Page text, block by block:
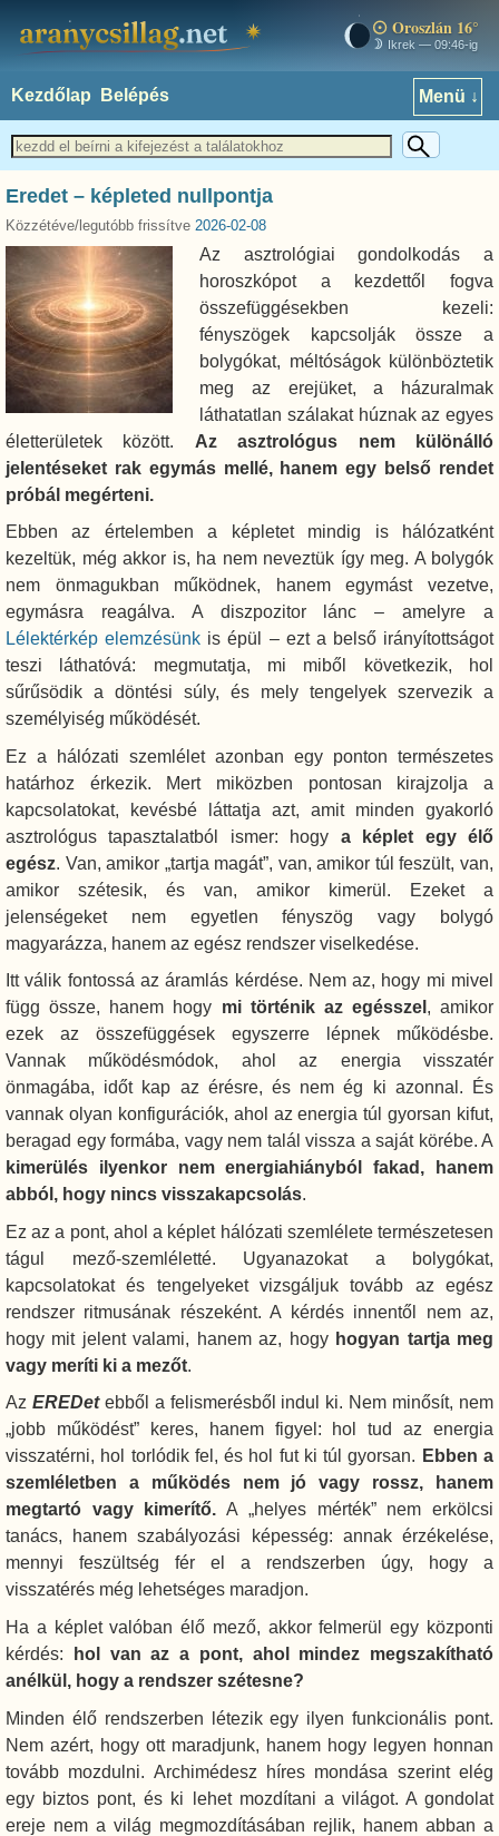
aranycsillag.net Oroszlán 16°
Ikrek — 09:46-ig
Kezdőlap Belépés Menü ↓
Eredet – képleted nullpontja
Közzétéve/legutóbb frissítve 2026-02-08
Az asztrológiai gondolkodás a
horoszkópot a kezdettől fogva
összefüggésekben kezeli:
fényszögek kapcsolják össze a
bolygókat, méltóságok különböztetik
meg az erejüket, a házuralmak
láthatatlan szálakat húznak az egyes
életterületek között. Az asztrológus nem különálló
jelentéseket rak egymás mellé, hanem egy belső rendet
próbál megérteni.
Ebben az értelemben a képletet mindig is hálózatként
kezeltük, még akkor is, ha nem neveztük így meg. A bolygók
nem önmagukban működnek, hanem egymást vezetve,
egymásra reagálva. A diszpozitor lánc – amelyre a
Lélektérkép elemzésünk is épül – ezt a belső irányítottságot
teszi láthatóvá: megmutatja, mi miből következik, hol
sűrűsödik a döntési súly, és mely tengelyek szervezik a
személyiség működését.
Ez a hálózati szemlélet azonban egy ponton természetes
határhoz érkezik. Mert miközben pontosan kirajzolja a
kapcsolatokat, kevésbé láttatja azt, amit minden gyakorló
asztrológus tapasztalatból ismer: hogy a képlet egy élő
egész. Van, amikor „tartja magát”, van, amikor túl feszült, van,
amikor szétesik, és van, amikor kimerül. Ezeket a
jelenségeket nem egyetlen fényszög vagy bolygó
magyarázza, hanem az egész rendszer viselkedése.
Itt válik fontossá az áramlás kérdése. Nem az, hogy mi mivel
függ össze, hanem hogy mi történik az egésszel , amikor
ezek az összefüggések egyszerre lépnek működésbe.
Vannak működésmódok, ahol az energia visszatér
önmagába, időt kap az érésre, és nem ég ki azonnal. És
vannak olyan konfigurációk, ahol az energia túl gyorsan kifut,
beragad egy formába, vagy nem talál vissza a saját körébe. A
kimerülés ilyenkor nem energiahiányból fakad, hanem
abból, hogy nincs visszakapcsolás.
Ez az a pont, ahol a képlet hálózati szemlélete természetesen
tágul mező-szemléletté. Ugyanazokat a bolygókat,
kapcsolatokat és tengelyeket vizsgáljuk tovább az egész
rendszer ritmusának részeként. A kérdés innentől nem az,
hogy mit jelent valami, hanem az, hogy hogyan tartja meg
vagy meríti ki a mezőt.
Az EREDet ebből a felismerésből indul ki. Nem minősít, nem
„jobb működést” keres, hanem figyel: hol tud az energia
visszatérni, hol torlódik fel, és hol fut ki túl gyorsan. Ebben a
szemléletben a működés nem jó vagy rossz, hanem
megtartó vagy kimerítő. A „helyes mérték” nem erkölcsi
tanács, hanem szabályozási képesség: annak érzékelése,
mennyi feszültség fér el a rendszerben úgy, hogy a
visszatérés még lehetséges maradjon.
Ha a képlet valóban élő mező, akkor felmerül egy központi
kérdés:
hol van az a pont, ahol mindez megszakítható
anélkül, hogy a rendszer szétesne?
Minden élő rendszerben létezik egy ilyen funkcionális pont.
Nem azért, hogy ott maradjunk, hanem hogy legyen honnan
tovább mozdulni. Archimédesz híres mondása szerint elég
egy biztos pont, és ki lehet mozdítani a világot. A gondolat
ereje nem a világ megmozdításában rejlik, hanem abban a